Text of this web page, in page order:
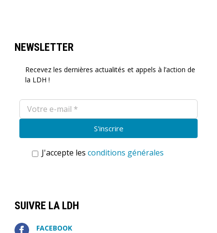
NEWSLETTER
Recevez les dernières actualités et appels à l’action de
la LDH !
J'accepte les conditions générales
SUIVRE LA LDH
FACEBOOK